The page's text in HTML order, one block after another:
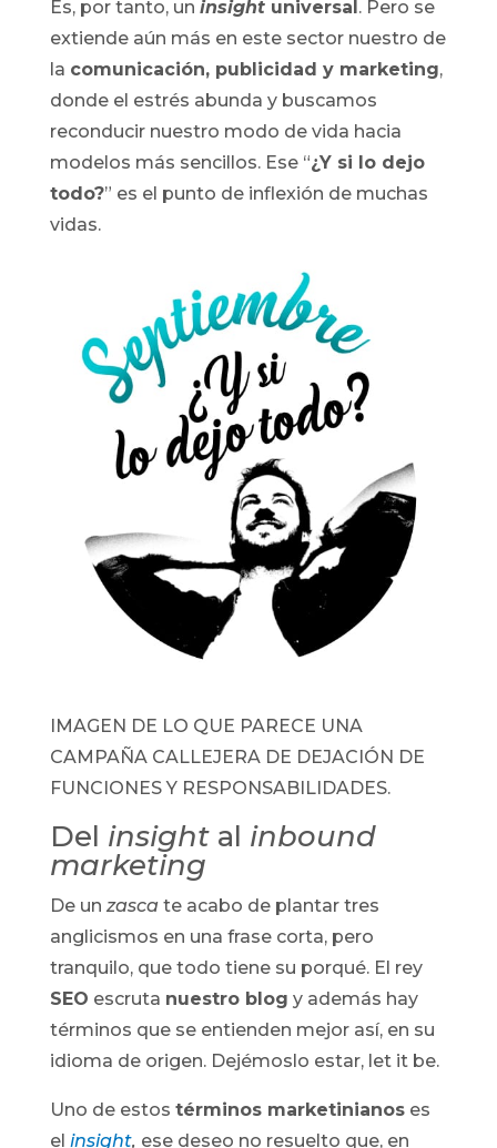
Es, por tanto, un insightuniversal . Pero se
extiende aún más en este sector nuestro de
la comunicación, publicidad y marketing,
donde el estrés abunda y buscamos
reconducir nuestro modo de vida hacia
modelos más sencillos. Ese “¿Y si lo dejo
todo?” es el punto de inflexión de muchas
vidas.
IMAGEN DE LO QUE PARECE UNA
CAMPAÑA CALLEJERA DE DEJACIÓN DE
FUNCIONES Y RESPONSABILIDADES.
Del insightal inbound
marketing
De un zasca te acabo de plantar tres
anglicismos en una frase corta, pero
tranquilo, que todo tiene su porqué. El rey
SEO escruta nuestro blog y además hay
términos que se entienden mejor así, en su
idioma de origen. Dejémoslo estar, let it be.
Uno de estos términos marketinianoses
el insight, ese deseo no resuelto que, en